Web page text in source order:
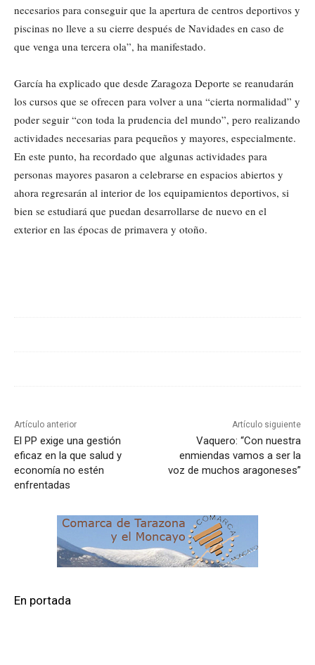
necesarios para conseguir que la apertura de centros deportivos y
piscinas no lleve a su cierre después de Navidades en caso de
que venga una tercera ola”, ha manifestado.
García ha explicado que desde Zaragoza Deporte se reanudarán
los cursos que se ofrecen para volver a una “cierta normalidad” y
poder seguir “con toda la prudencia del mundo”, pero realizando
actividades necesarias para pequeños y mayores, especialmente.
En este punto, ha recordado que algunas actividades para
personas mayores pasaron a celebrarse en espacios abiertos y
ahora regresarán al interior de los equipamientos deportivos, si
bien se estudiará que puedan desarrollarse de nuevo en el
exterior en las épocas de primavera y otoño.
Artículo anterior
El PP exige una gestión
eficaz en la que salud y
economía no estén
enfrentadas
Artículo siguiente
Vaquero: “Con nuestra
enmiendas vamos a ser la
voz de muchos aragoneses”
En portada